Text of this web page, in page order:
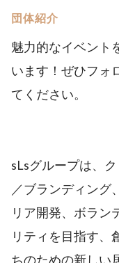
団体紹介
魅力的なイベント
います！ぜひフォ
てください。
sLsグループは、
／ブランディング
リア開発、ボラン
リティを目指す、
ちのための新しい